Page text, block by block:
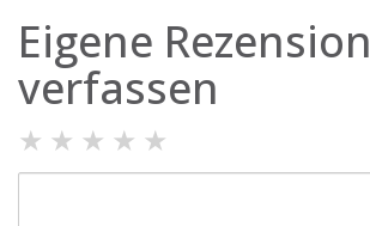
Eigene Rezension
verfassen
★ ★ ★ ★ ★